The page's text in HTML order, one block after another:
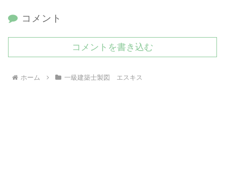
コメント
コメントを書き込む
ホーム 一級建築士製図 エスキス